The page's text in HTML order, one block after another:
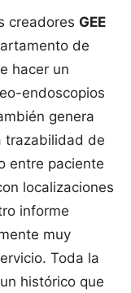
creadores GEE
de
hacer un
endoscopios
genera
trazabilidad de
entre paciente
localizaciones
informe
muy
Toda la
histórico que